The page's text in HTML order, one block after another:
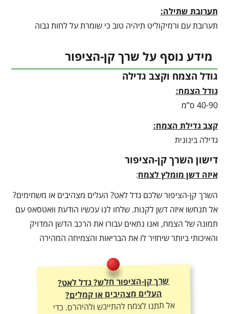
תערובת שתילה:
תערובת עם ורמיקוליט תיהיה טוב כי שומרת על לחות גבוה
מידע נוסף על שרך קן-הציפור
גודל הצמח וקצב גדילה
גודל הצמח:
40-90 ס”מ
קצב גדילת הצמח:
גדילה בינונית
דישון השרך קן-הציפור
איזה דשן מומלץ לצמח:
השרך קן-הציפור שלכם גדל לאט? העלים מצהיבים או משחימים?
אל תנחשו איזה דשן לקנות. שלחו לנו עכשיו הודעת וואטסאפ עם
תמונה של הצמח, ואנו נתאים עבורו את הרכב הדשן המדויק
והאיכותי ביותר שיחזיר לו את הבריאות והצמיחה המהירה
שרך קן-הציפור חלש? גדל לאט?
העלים מצהיבים או קמלים?
אל תתנו לצמח להתייבש ולהיהרס. כדי
ליהנות מצמיחה מטורפת, יבול עשיר
ועלוקה ירוקה – חובה להתאים לו את